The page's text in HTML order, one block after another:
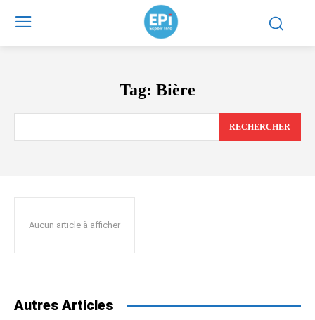
Tag: Bière
RECHERCHER
Aucun article à afficher
Autres Articles